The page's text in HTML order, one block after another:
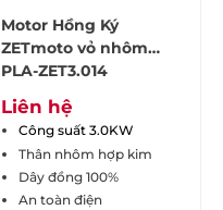
Motor Hồng Ký
ZETmoto vỏ nhôm
PLA-ZET3.014
Liên hệ
Công suất 3.0KW
Thân nhôm hợp kim
Dây đồng 100%
An toàn điện